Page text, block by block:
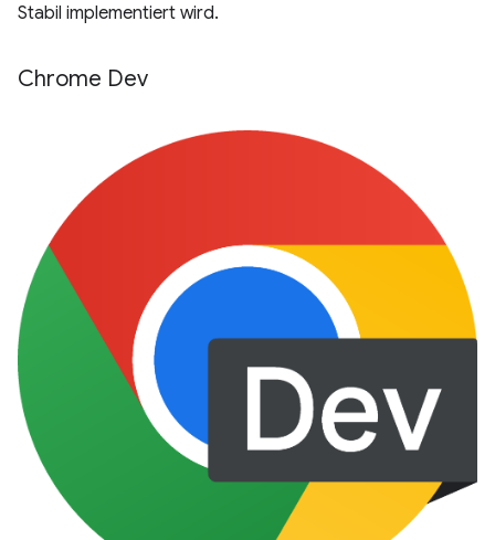
Stabil implementiert wird.
Chrome Dev